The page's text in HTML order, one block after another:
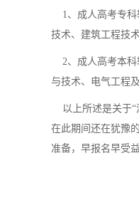
1、成人高考专科
技术、建筑工程技
2、成人高考本科
与技术、电气工程
以上所述是关于“
在此期间还在犹豫
准备，早报名早受益